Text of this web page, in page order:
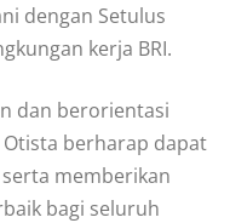
dengan Setulus
kerja BRI.
dan berorientasi
Otista berharap dapat
memberikan
bagi seluruh